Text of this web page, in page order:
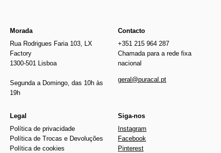
Morada
Rua Rodrigues Faria 103, LX
Factory
1300-501 Lisboa
Segunda a Domingo, das 10h às
19h
Contacto
+351 215 964 287
Chamada para a rede fixa
nacional
geral@puracal.pt
Legal
Política de privacidade
Política de Trocas e Devoluções
Política de cookies
Siga-nos
Instagram
Facebook
Pinterest